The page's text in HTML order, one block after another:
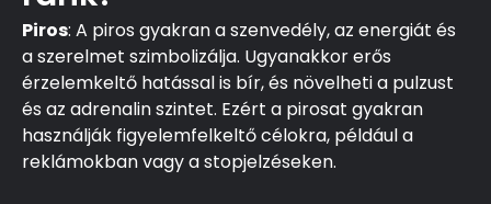
Piros: A piros gyakran a szenvedély, az energiát és
a szerelmet szimbolizálja. Ugyanakkor erős
érzelemkeltő hatással is bír, és növelheti a pulzust
és az adrenalin szintet. Ezért a pirosat gyakran
használják figyelemfelkeltő célokra, például a
reklámokban vagy a stopjelzéseken.